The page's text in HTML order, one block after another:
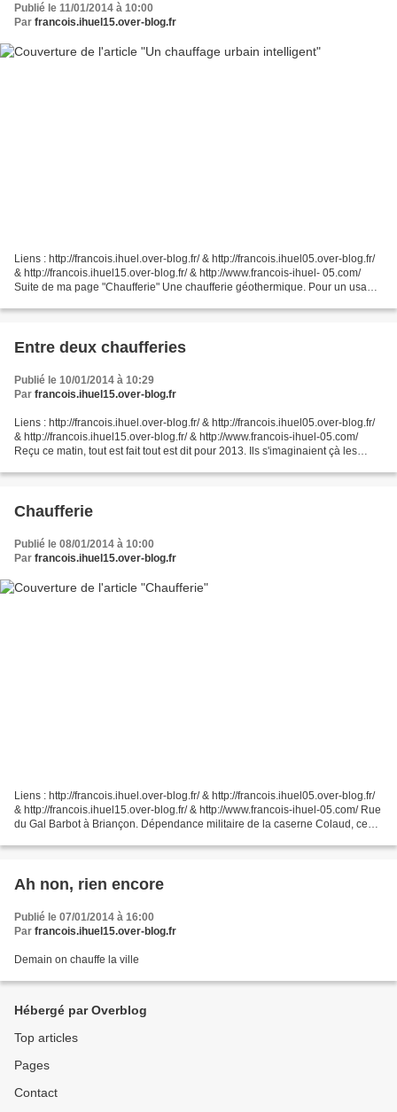
Publié le 11/01/2014 à 10:00
Par francois.ihuel15.over-blog.fr
Liens : http://francois.ihuel.over-blog.fr/ & http://francois.ihuel05.over-blog.fr/
& http://francois.ihuel15.over-blog.fr/ & http://www.francois-ihuel- 05.com/
Suite de ma page "Chaufferie" Une chaufferie géothermique. Pour un usage
Entre deux chaufferies
Publié le 10/01/2014 à 10:29
Par francois.ihuel15.over-blog.fr
Liens : http://francois.ihuel.over-blog.fr/ & http://francois.ihuel05.over-blog.fr/
& http://francois.ihuel15.over-blog.fr/ & http://www.francois-ihuel-05.com/
Reçu ce matin, tout est fait tout est dit pour 2013. Ils s'imaginaient çà les
Chaufferie
Publié le 08/01/2014 à 10:00
Par francois.ihuel15.over-blog.fr
Liens : http://francois.ihuel.over-blog.fr/ & http://francois.ihuel05.over-blog.fr/
& http://francois.ihuel15.over-blog.fr/ & http://www.francois-ihuel-05.com/ Rue
du Gal Barbot à Briançon. Dépendance militaire de la caserne Colaud, ce
Ah non, rien encore
Publié le 07/01/2014 à 16:00
Par francois.ihuel15.over-blog.fr
Demain on chauffe la ville
Hébergé par Overblog
Top articles
Pages
Contact